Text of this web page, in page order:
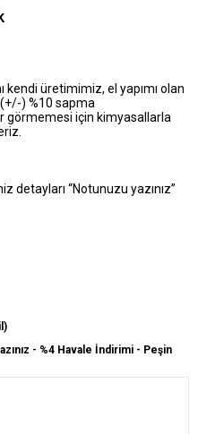
üretimimiz, el yapımı olan
) %10 sapma
görmemesi için kimyasallarla
detayları “Notunuzu yazınız”
- %4 Havale İndirimi - Peşin